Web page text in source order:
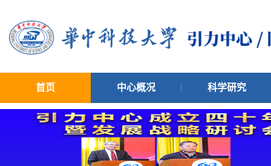
首页 中心概况 科学研究